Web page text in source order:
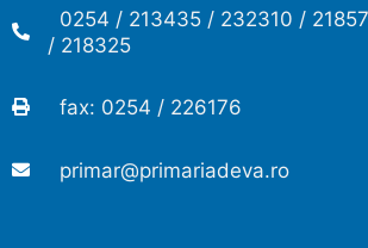
0254 / 213435 / 232310 /
/ 218325
fax: 0254 / 226176
primar@primariadeva.ro